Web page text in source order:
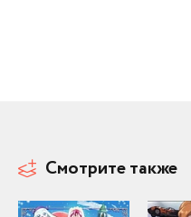
Смотрите также